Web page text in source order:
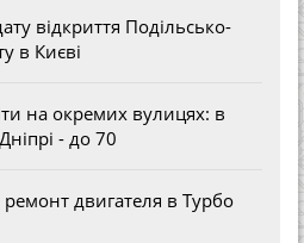
відкриття Подільсько-
в Києві
на окремих вулицях: в
- до 70
двигателя в Турбо